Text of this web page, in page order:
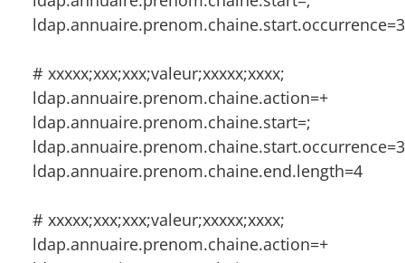
ldap.annuaire.prenom.chaine.start.occurrence=3
# xxxxx;xxx;xxx;valeur;xxxxx;xxxx;
ldap.annuaire.prenom.chaine.action=+
ldap.annuaire.prenom.chaine.start=;
ldap.annuaire.prenom.chaine.start.occurrence=3
ldap.annuaire.prenom.chaine.end.length=4
# xxxxx;xxx;xxx;valeur;xxxxx;xxxx;
ldap.annuaire.prenom.chaine.action=+